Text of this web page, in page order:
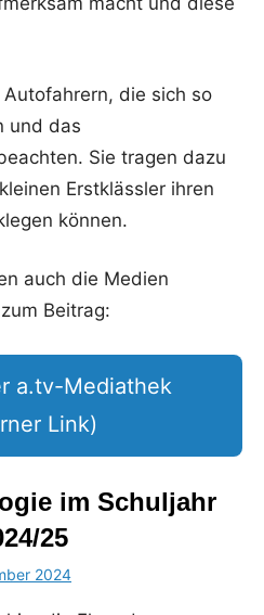
die sich so
und das
Sie tragen dazu
Erstklässler ihren
können.
auch die Medien
Beitrag:
a.tv-Mediathek
Link)
im Schuljahr
25
2024